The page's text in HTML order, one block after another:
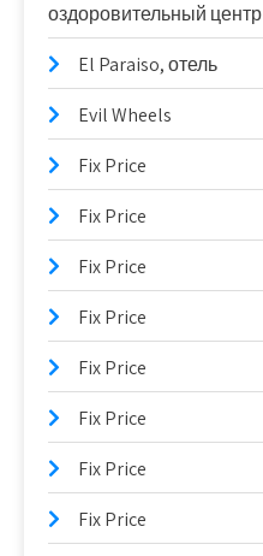
оздоровительный центр
El Paraiso, отель
Evil Wheels
Fix Price
Fix Price
Fix Price
Fix Price
Fix Price
Fix Price
Fix Price
Fix Price